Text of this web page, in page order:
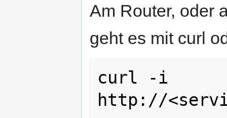
Am Router, oder
geht es mit curl
curl -i